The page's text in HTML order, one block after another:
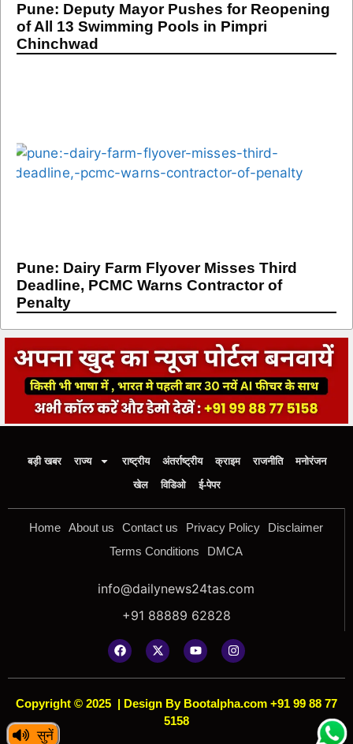
सुनें
Pune: Deputy Mayor Pushes for Reopening
of All 13 Swimming Pools in Pimpri
Chinchwad
Pune: Dairy Farm Flyover Misses Third
Deadline, PCMC Warns Contractor of
Penalty
बड़ी खबर राज्य राष्ट्रीय अंतर्राष्ट्रीय क्राइम राजनीति
मनोरंजन
खेल
विडिओ ई-पेपर
Home About us Contact us Privacy Policy
Disclaimer
Terms Conditions
DMCA
info@dailynews24tas.com
+91 88889 62828
Copyright © 2025 | Design By Bootalpha.com +91 99 88 77
5158